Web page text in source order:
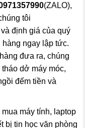
(ZALO),
tôi
định giá của quý
hàng ngay lập tức.
đưa ra, chúng
dở máy móc,
đếm tiền và
máy tính, laptop
bị tin học văn phòng